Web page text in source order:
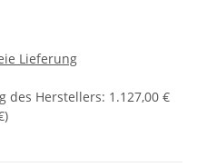
Lieferung
des Herstellers: 1.127,00 €
)